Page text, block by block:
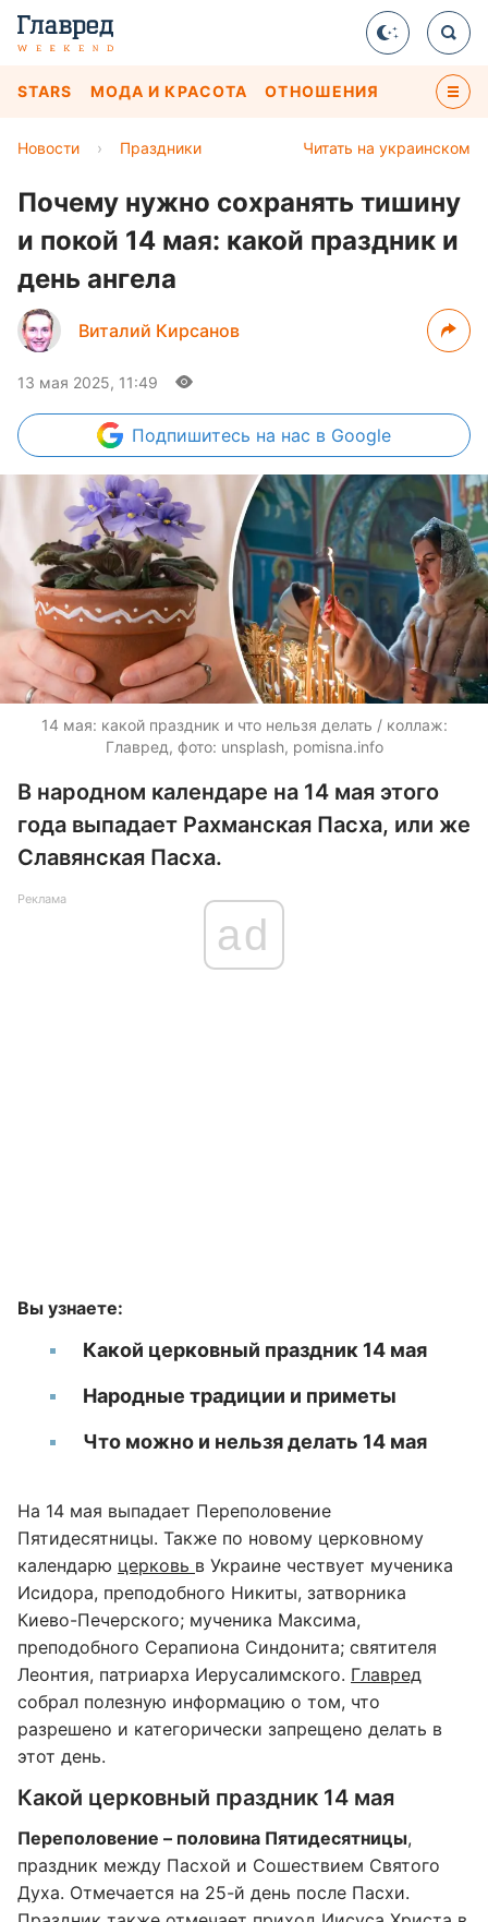
STARS МОДА И КРАСОТА ОТНОШЕНИЯ
Читать на украинском
Новости › Праздники
Почему нужно сохранять тишину
и покой 14 мая: какой праздник и
день ангела
Виталий Кирсанов
13 мая 2025, 11:49
Подпишитесь на нас в Google
14 мая: какой праздник и что нельзя делать / коллаж:
Главред, фото: unsplash, pomisna.info
В народном календаре на 14 мая этого
года выпадает Рахманская Пасха, или же
Славянская Пасха.
Реклама
ad
Вы узнаете:
Какой церковный праздник 14 мая
Народные традиции и приметы
Что можно и нельзя делать 14 мая
На 14 мая выпадает Переполовение
Пятидесятницы. Также по новому церковному
календарю церковь в Украине чествует мученика
Исидора, преподобного Никиты, затворника
Киево-Печерского; мученика Максима,
преподобного Серапиона Синдонита; святителя
Леонтия, патриарха Иерусалимского. Главред
собрал полезную информацию о том, что
разрешено и категорически запрещено делать в
этот день.
Какой церковный праздник 14 мая
Переполовение – половина Пятидесятницы,
праздник между Пасхой и Сошествием Святого
Духа. Отмечается на 25-й день после Пасхи.